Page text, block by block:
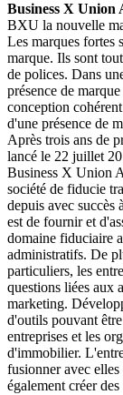
Business X Union
BXU la nouvelle
Les marques fortes
marque. Ils sont
de polices. Dans
présence de
conception
d'une présence de
Après trois ans de
lancé le 22 juillet
Business X Union
société de fiducie
depuis avec succès
est de fournir et
domaine fiduciaire
administratifs. De
particuliers, les
questions liées aux
marketing.
d'outils pouvant
entreprises et les
d'immobilier.
fusionner avec
également créer